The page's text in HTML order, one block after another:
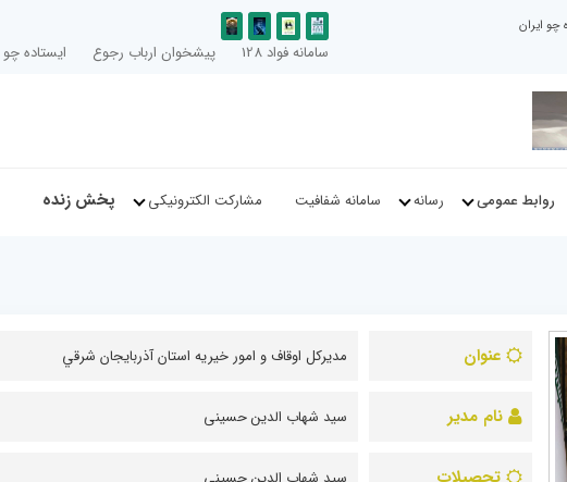
چو ایران
سامانه فواد 128 پیشخوان ارباب رجوع ایستاده چو
روابط عمومی رسانه سامانه شفافیت مشارکت الکترونیکی پخش زنده
عنوان مديرکل اوقاف و امور خيريه استان آذربايجان شرقي
نام مدیر سید شهاب الدین حسینی